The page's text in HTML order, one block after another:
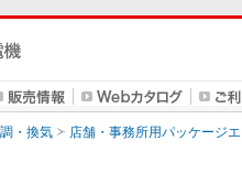
・換気 店舗・事務所用パッケージ